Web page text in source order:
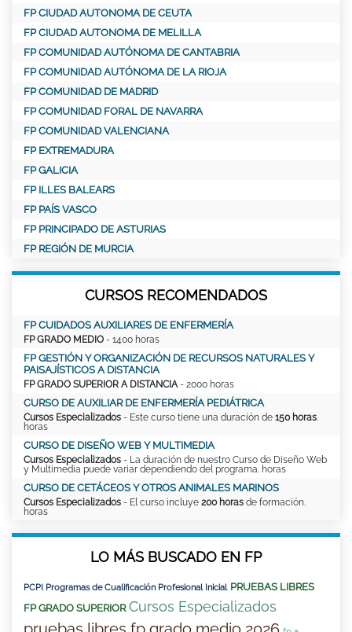
FP CIUDAD AUTONOMA DE CEUTA
FP CIUDAD AUTONOMA DE MELILLA
FP COMUNIDAD AUTÓNOMA DE CANTABRIA
FP COMUNIDAD AUTÓNOMA DE LA RIOJA
FP COMUNIDAD DE MADRID
FP COMUNIDAD FORAL DE NAVARRA
FP COMUNIDAD VALENCIANA
FP EXTREMADURA
FP GALICIA
FP ILLES BALEARS
FP PAÍS VASCO
FP PRINCIPADO DE ASTURIAS
FP REGIÓN DE MURCIA
CURSOS RECOMENDADOS
FP CUIDADOS AUXILIARES DE ENFERMERÍA
FP GRADO MEDIO - 1400 horas
FP GESTIÓN Y ORGANIZACIÓN DE RECURSOS NATURALES Y
PAISAJÍSTICOS A DISTANCIA
FP GRADO SUPERIOR A DISTANCIA - 2000 horas
CURSO DE AUXILIAR DE ENFERMERÍA PEDIÁTRICA
Cursos Especializados - Este curso tiene una duración de 150 horas
horas
CURSO DE DISEÑO WEB Y MULTIMEDIA
Cursos Especializados - La duración de nuestro Curso de Diseño Web
y Multimedia puede variar dependiendo del programa. horas
CURSO DE CETÁCEOS Y OTROS ANIMALES MARINOS
Cursos Especializados - El curso incluye 200 horas de formación.
horas
LO MÁS BUSCADO EN FP
PCPI Programas de Cualificación Profesional Inicial PRUEBAS LIBRES
FP GRADO SUPERIOR Cursos Especializados